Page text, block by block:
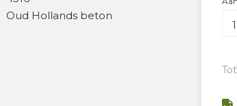
Oud Hollands beton